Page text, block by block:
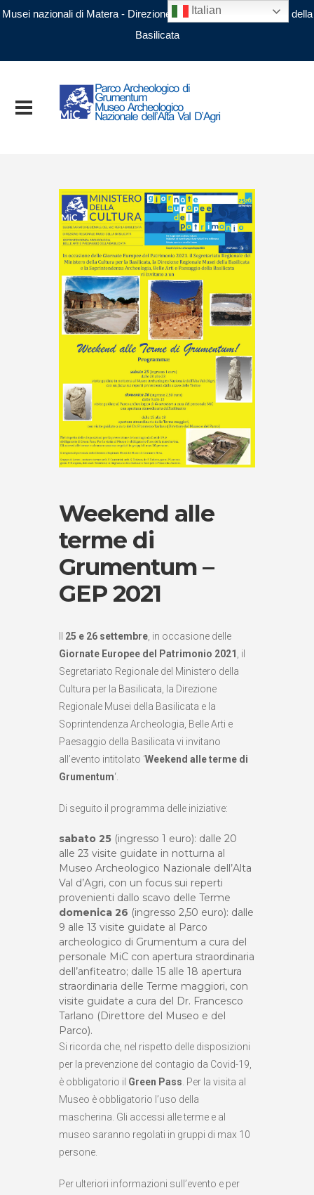
Musei nazionali di Matera - Direzione regionale Musei nazionali della
Basilicata
Weekend alle
terme di
Grumentum –
GEP 2021
25 e 26 settembre , in occasione delle
Giornate Europee del Patrimonio 2021
, il
Segretariato Regionale del Ministero della
Cultura per la Basilicata, la Direzione
Regionale Musei della Basilicata e la
Soprintendenza Archeologia, Belle Arti e
Paesaggio della Basilicata vi invitano
all’evento intitolato ‘Weekend alle terme di
Grumentum‘.
Di seguito il programma delle iniziative:
sabato 25 (ingresso 1 euro): dalle 20
alle 23 visite guidate in notturna al
Museo Archeologico Nazionale dell’Alta
Val d’Agri, con un focus sui reperti
provenienti dallo scavo delle Terme
domenica 26 (ingresso 2,50 euro): dalle
9 alle 13 visite guidate al Parco
archeologico di Grumentum a cura del
personale MiC con apertura straordinaria
dell’anfiteatro; dalle 15 alle 18 apertura
straordinaria delle Terme maggiori, con
visite guidate a cura del Dr. Francesco
Tarlano (Direttore del Museo e del
Parco).
Si ricorda che, nel rispetto delle disposizioni
per la prevenzione del contagio da Covid-19,
è obbligatorio il Green Pass . Per la visita al
Museo è obbligatorio l’uso della
mascherina. Gli accessi alle terme e al
museo saranno regolati in gruppi di max 10
persone.
Per ulteriori informazioni sull’evento e per
Italian